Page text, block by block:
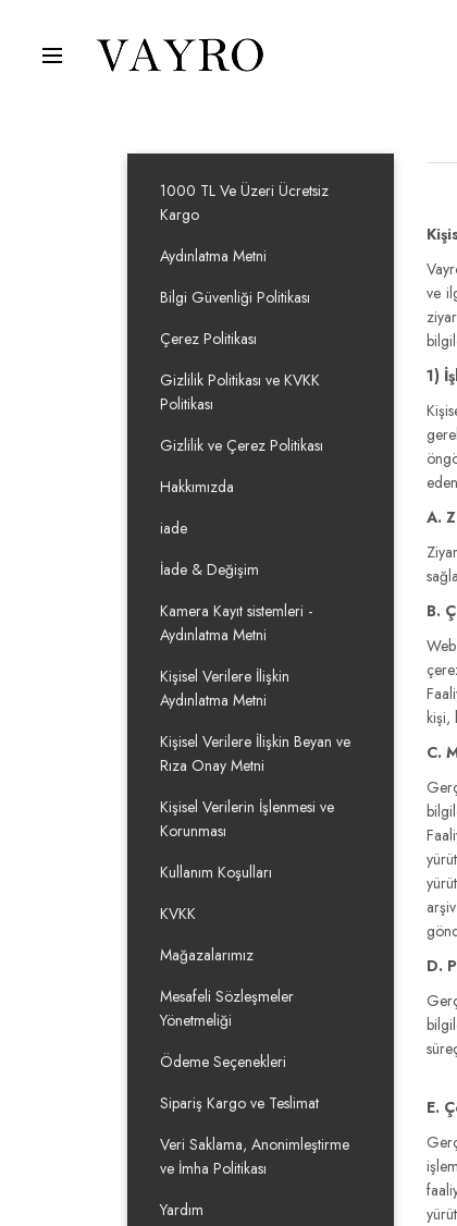
1000 TL Ve Üzeri Ücretsiz
Kargo
Aydınlatma Metni
Bilgi Güvenliği Politikası
Çerez Politikası
Gizlilik Politikası ve KVKK
Politikası
Gizlilik ve Çerez Politikası
Hakkımızda
iade
İade & Değişim
Kamera Kayıt sistemleri -
Aydınlatma Metni
Kişisel Verilere İlişkin
Aydınlatma Metni
Kişisel Verilere İlişkin Beyan ve
Rıza Onay Metni
Kişisel Verilerin İşlenmesi ve
Korunması
Kullanım Koşulları
KVKK
Mağazalarımız
Mesafeli Sözleşmeler
Yönetmeliği
Ödeme Seçenekleri
Sipariş Kargo ve Teslimat
Veri Saklama, Anonimleştirme
ve İmha Politikası
Yardım
ve
1)
A.
B.
kişi,
C.
D.
E.